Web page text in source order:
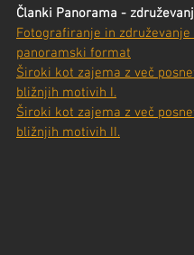
Članki Panorama -
Fotografiranje in
panoramski format
Široki kot zajema z več
bližnjih motivih I.
Široki kot zajema z več
bližnjih motivih II.​